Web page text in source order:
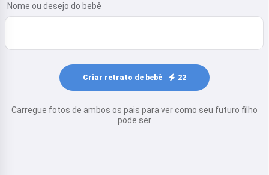
Nome ou desejo do bebê
Criar retrato de bebê 22
Carregue fotos de ambos os pais para ver como seu futuro filho
pode ser